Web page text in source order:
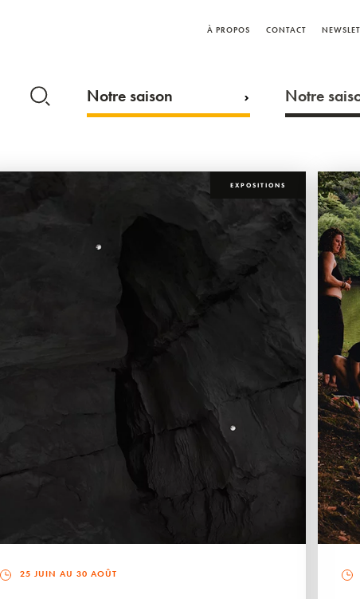
À PROPOS CONTACT
Notre saison Notre
EXPOSITIONS
25 JUIN AU 30 AOÛT